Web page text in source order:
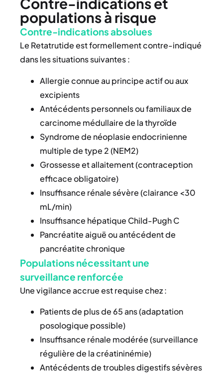
populations à risque
Contre-indications absolues
Le Retatrutide est formellement contre-indiqué
dans les situations suivantes :
Allergie connue au principe actif ou aux
excipients
Antécédents personnels ou familiaux de
carcinome médullaire de la thyroïde
Syndrome de néoplasie endocrinienne
multiple de type 2 (NEM2)
Grossesse et allaitement (contraception
efficace obligatoire)
Insuffisance rénale sévère (clairance <30
mL/min)
Insuffisance hépatique Child-Pugh C
Pancréatite aiguë ou antécédent de
pancréatite chronique
Populations nécessitant une
surveillance renforcée
Une vigilance accrue est requise chez :
Patients de plus de 65 ans (adaptation
posologique possible)
Insuffisance rénale modérée (surveillance
régulière de la créatininémie)
Antécédents de troubles digestifs sévères